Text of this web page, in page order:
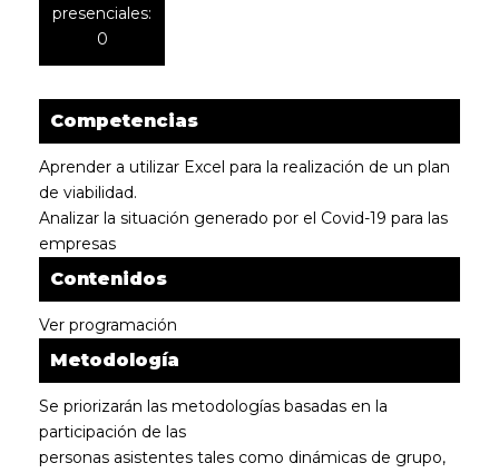
presenciales:
0
Competencias
Aprender a utilizar Excel para la realización de un plan
de viabilidad.
Analizar la situación generado por el Covid-19 para las
empresas
Contenidos
Ver programación
Metodología
Se priorizarán las metodologías basadas en la
participación de las
personas asistentes tales como dinámicas de grupo,